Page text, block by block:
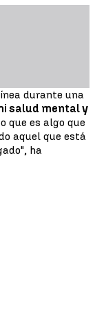
durante una
salud mental y
que es algo que
aquel que está
ha